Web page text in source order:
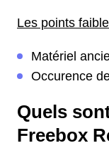
Les points
Matériel
Occurence
Quels
Freebox